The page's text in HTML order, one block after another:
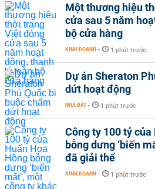
Một thương hiệu
cửa sau 5 năm
bộ cửa hàng
KINH DOANH - 1 phút trước
Dự án Sheraton
dứt hoạt động
NHÀ ĐẤT - 1 phút trước
Công ty 100 tỷ
bỗng dưng ‘biến
đã giải thể
KINH DOANH - 1 phút trước